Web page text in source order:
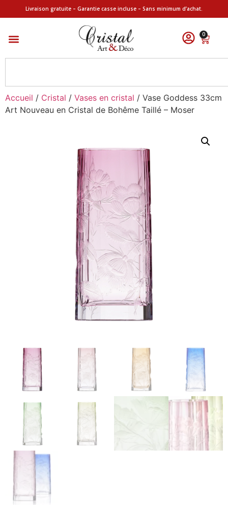
Livraison gratuite – Garantie casse incluse – Sans minimum d’achat.
0
Accueil / Cristal / Vases en cristal / Vase Goddess 33cm
Art Nouveau en Cristal de Bohême Taillé – Moser